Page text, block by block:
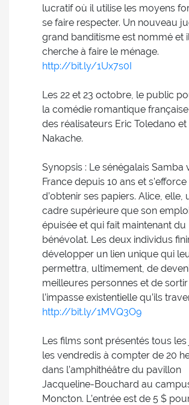
lucratif où il utilise les moyens
se faire respecter. Un nouveau
grand banditisme est nommé et
cherche à faire le ménage.
http://bit.ly/1Ux7s0I
Les 22 et 23 octobre, le public
la comédie romantique
des réalisateurs Eric Toledano et
Nakache.
Synopsis : Le sénégalais Samba
France depuis 10 ans et
d’obtenir ses papiers. Alice, elle,
cadre supérieure que son
épuisée et qui fait maintenant du
bénévolat. Les deux individus
développer un lien unique qui
permettra, ultimement, de
meilleures personnes et de
l’impasse existentielle qu’ils
http://bit.ly/1MVQ3O9
Les films sont présentés tous
les vendredis à compter de 20
dans l’amphithéâtre du pavillon
Jacqueline-Bouchard au
Moncton. L’entrée est de 5 $